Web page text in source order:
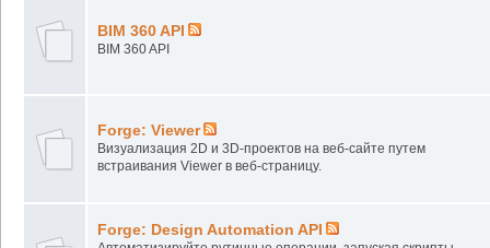
BIM 360 API
BIM 360 API
Forge: Viewer
Визуализация 2D и 3D-проектов на веб-сайте путем
встраивания Viewer в веб-страницу.
Forge: Design Automation API